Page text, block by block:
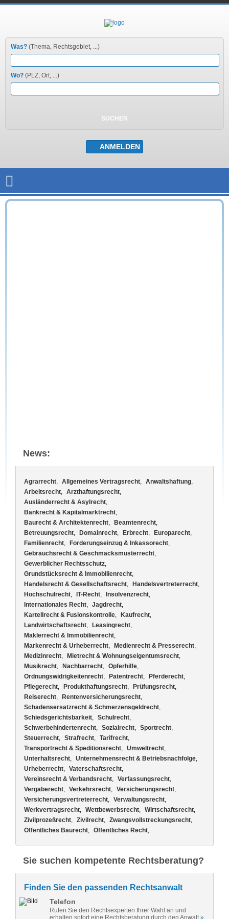
Was? (Thema, Rechtsgebiet, ...)
Wo? (PLZ, Ort, ...)
News:
Agrarrecht, Allgemeines Vertragsrecht, Anwaltshaftung,
Arbeitsrecht, Arzthaftungsrecht,
Ausländerrecht & Asylrecht,
Bankrecht & Kapitalmarktrecht,
Baurecht & Architektenrecht, Beamtenrecht,
Betreuungsrecht, Domainrecht, Erbrecht, Europarecht,
Familienrecht, Forderungseinzug & Inkassorecht,
Gebrauchsrecht & Geschmacksmusterrecht,
Gewerblicher Rechtsschutz,
Grundstücksrecht & Immobilienrecht,
Handelsrecht & Gesellschaftsrecht, Handelsvertreterrecht,
Hochschulrecht, IT-Recht, Insolvenzrecht,
Internationales Recht, Jagdrecht,
Kartellrecht & Fusionskontrolle, Kaufrecht,
Landwirtschaftsrecht, Leasingrecht,
Maklerrecht & Immobilienrecht,
Markenrecht & Urheberrecht, Medienrecht & Presserecht,
Medizinrecht, Mietrecht & Wohnungseigentumsrecht,
Musikrecht, Nachbarrecht, Opferhilfe,
Ordnungswidrigkeitenrecht, Patentrecht, Pferderecht,
Pflegerecht, Produkthaftungsrecht, Prüfungsrecht,
Reiserecht, Rentenversicherungsrecht,
Schadensersatzrecht & Schmerzensgeldrecht,
Schiedsgerichtsbarkeit, Schulrecht,
Schwerbehindertenrecht, Sozialrecht, Sportrecht,
Steuerrecht, Strafrecht, Tarifrecht,
Transportrecht & Speditionsrecht, Umweltrecht,
Unterhaltsrecht, Unternehmensrecht & Betriebsnachfolge,
Urheberrecht, Vaterschaftsrecht,
Vereinsrecht & Verbandsrecht, Verfassungsrecht,
Vergaberecht, Verkehrsrecht, Versicherungsrecht,
Versicherungsvertreterrecht, Verwaltungsrecht,
Werkvertragsrecht, Wettbewerbsrecht, Wirtschaftsrecht,
Zivilprozeßrecht, Zivilrecht, Zwangsvollstreckungsrecht,
Öffentliches Baurecht, Öffentliches Recht,
Sie suchen kompetente Rechtsberatung?
Finden Sie den passenden Rechtsanwalt
Telefon
Rufen Sie den Rechtsexperten Ihrer Wahl an und
erhalten sofort eine Rechtsberatung durch den Anwalt »